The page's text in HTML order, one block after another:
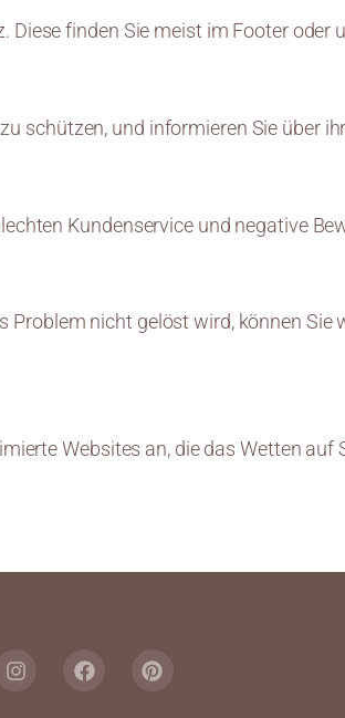
finden Sie meist im Footer oder
schützen, und informieren Sie über
Kundenservice und negative
nicht gelöst wird, können Sie
Websites an, die das Wetten